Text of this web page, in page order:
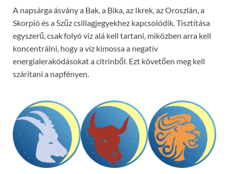
A napsárga ásvány a Bak, a Bika, az Ikrek, az Oroszlán, a
Skorpió és a Szűz csillagjegyekhez kapcsolódik. Tisztítása
egyszerű, csak folyó víz alá kell tartani, miközben arra kell
koncentrálni, hogy a víz kimossa a negatív
energialerakódásokat a citrinből. Ezt követően meg kell
szárítani a napfényen.